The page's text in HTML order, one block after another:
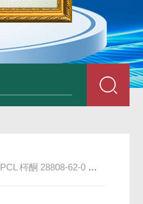
34860-4L-Rsigma 甲醇 67-
PCL 梣酮 28808-62-0 中药对照品